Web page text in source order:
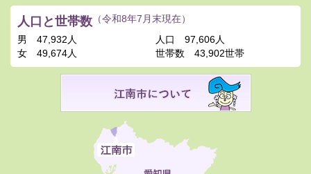
人口と世帯数 （令和8年7月末現在）
男
47,932人
女
49,674人
人口
97,606人
世帯数
43,902世帯